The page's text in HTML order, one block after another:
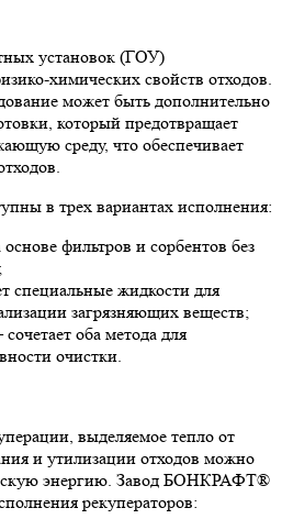
установок (ГОУ)
химических свойств отходов.
может быть дополнительно
который предотвращает
среду, что обеспечивает
в трех вариантах исполнения:
фильтров и сорбентов без
специальные жидкости для
загрязняющих веществ;
оба метода для
очистки.
выделяемое тепло от
и утилизации отходов можно
энергию. Завод БОНКРАФТ®
рекуператоров: